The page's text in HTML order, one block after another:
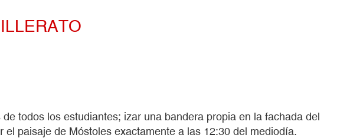
todos los estudiantes; izar una bandera propia en la fachada del
paisaje de Móstoles exactamente a las 12:30 del mediodía.